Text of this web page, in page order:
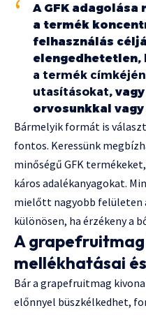
A GFK
a termék
felhasználás
elengedhetetlen,
a termék
utasításokat,
orvosunkkal
Bármelyik formát is
fontos. Keressünk
minőségű GFK
káros adalékanyagokat.
mielőtt nagyobb felületen
különösen, ha érzékeny a
A
mellékhatásai
Bár a grapefruitmag
előnnyel büszkélkedhet,